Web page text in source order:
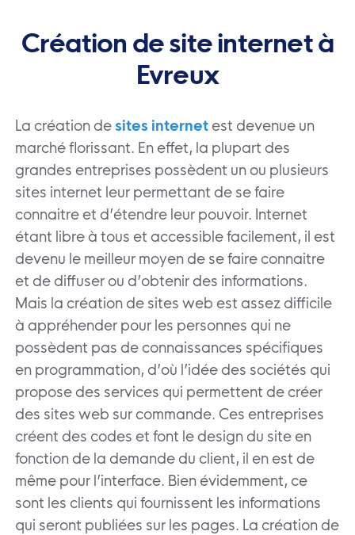
Création de site internet à
Evreux
La création desites internet est devenue un
marché florissant. En effet, la plupart des
grandes entreprises possèdent un ou plusieurs
sites internet leur permettant de se faire
connaitre et d’étendre leur pouvoir. Internet
étant libre à tous et accessible facilement, il est
devenu le meilleur moyen de se faire connaitre
et de diffuser ou d’obtenir des informations.
Mais la création de sites web est assez difficile
à appréhender pour les personnes qui ne
possèdent pas de connaissances spécifiques
en programmation, d’où l’idée des sociétés qui
propose des services qui permettent de créer
des sites web sur commande. Ces entreprises
créent des codes et font le design du site en
fonction de la demande du client, il en est de
même pour l’interface. Bien évidemment, ce
sont les clients qui fournissent les informations
qui seront publiées sur les pages. La création de